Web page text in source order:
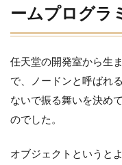
く
っ
わ
る
は
め
ゲ
ームプログラ
任天堂の開発室から生
で、ノードンと呼ばれ
ないで振る舞いを決め
のでした。
オブジェクトというと